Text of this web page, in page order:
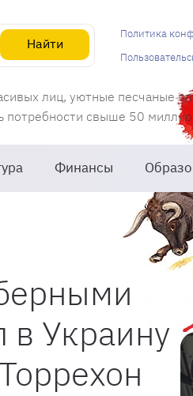
Найти
лиц, уютные песчаные
потребности свыше 50
Финансы
Политика
в Украину